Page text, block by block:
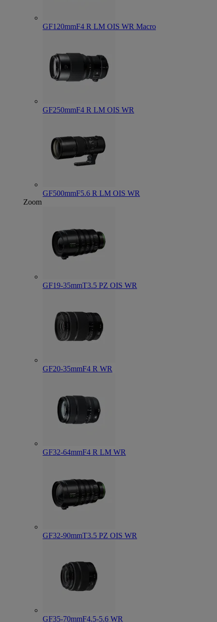
GF120mmF4 R LM OIS WR Macro
GF250mmF4 R LM OIS WR
GF500mmF5.6 R LM OIS WR
Zoom
GF19-35mmT3.5 PZ OIS WR
GF20-35mmF4 R WR
GF32-64mmF4 R LM WR
GF32-90mmT3.5 PZ OIS WR
GF35-70mmF4.5-5.6 WR